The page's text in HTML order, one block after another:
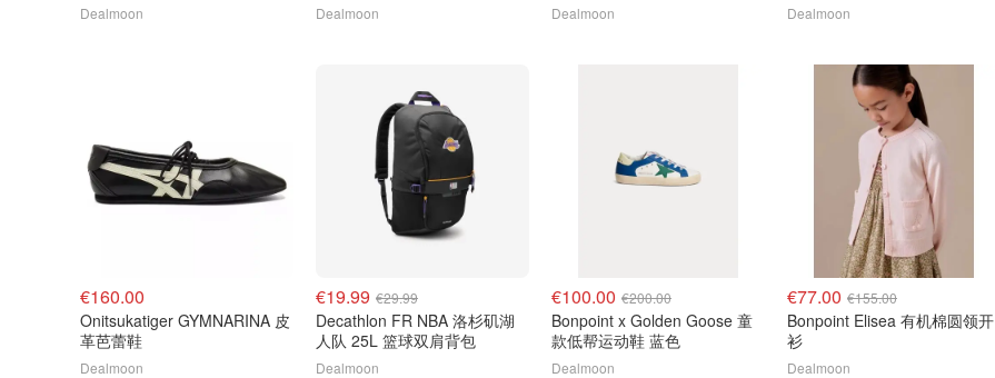
Dealmoon Dealmoon Dealmoon Dealmoon
€160.00
Onitsukatiger GYMNARINA 皮
革芭蕾鞋
Dealmoon
€19.99 €29.99
Decathlon FR NBA 洛杉矶湖
人队 25L 篮球双肩背包
Dealmoon
€100.00 €200.00
Bonpoint x Golden Goose 童
款低帮运动鞋 蓝色
Dealmoon
€77.00 €155.00
Bonpoint Elisea 有机棉圆领开
衫
Dealmoon